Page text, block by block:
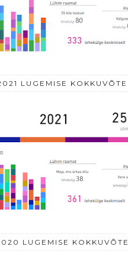
LUGEMISE KOKKUVÕTE
LUGEMISE KOKKUVÕTE